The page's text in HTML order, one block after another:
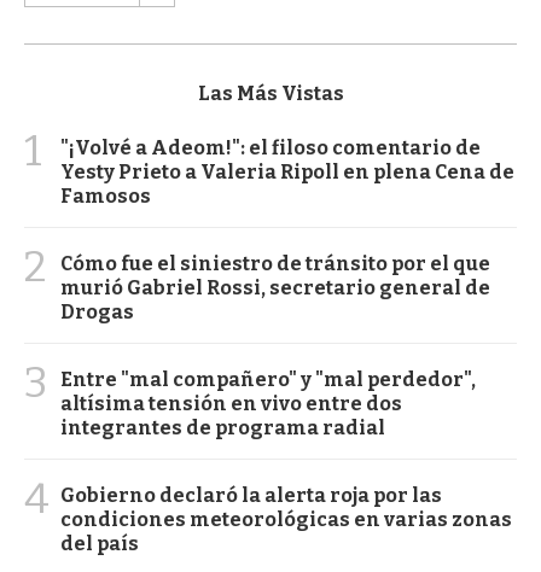
Las Más Vistas
1
"¡Volvé a Adeom!": el filoso comentario de
Yesty Prieto a Valeria Ripoll en plena Cena de
Famosos
2
Cómo fue el siniestro de tránsito por el que
murió Gabriel Rossi, secretario general de
Drogas
3
Entre "mal compañero" y "mal perdedor",
altísima tensión en vivo entre dos
integrantes de programa radial
4 Gobierno declaró la alerta roja por las
condiciones meteorológicas en varias zonas
del país